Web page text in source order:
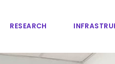
RESEARCH